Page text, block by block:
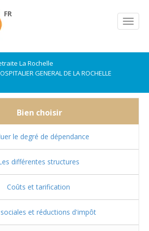
FR
La Rochelle
GENERAL DE LA ROCHELLE
Bien choisir
le degré de dépendance
différentes structures
Coûts et tarification
et réductions d'impôt